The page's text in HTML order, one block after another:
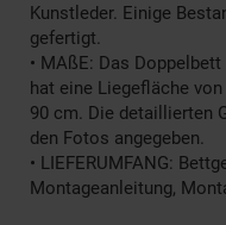
Kunstleder. Einige
gefertigt.
• MAßE: Das
hat eine Liegefläche
90 cm. Die detaillierten
den Fotos angegeben.
• LIEFERUMFANG:
Montageanleitung,